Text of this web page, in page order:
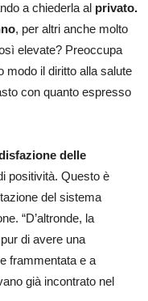
a chiederla al privato.
, per altri anche molto
elevate? Preoccupa
modo il diritto alla salute
con quanto espresso
delle
positività. Questo è
del sistema
“D’altronde, la
di avere una
frammentata e a
già incontrato nel